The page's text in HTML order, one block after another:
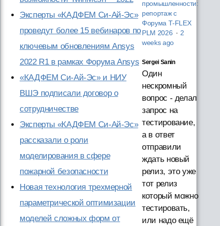
Эксперты «КАДФЕМ Си-Ай-Эс»
проведут более 15 вебинаров по
ключевым обновлениям Ansys
2022 R1 в рамках Форума Ansys
«КАДФЕМ Си-Ай-Эс» и НИУ
ВШЭ подписали договор о
сотрудничестве
Эксперты «КАДФЕМ Си-Ай-Эс»
рассказали о роли
моделирования в сфере
пожарной безопасности
Новая технология трехмерной
параметрической оптимизации
моделей сложных форм от
промышленности:
репортаж с
Форума T‑FLEX
PLM 2026 · 2
weeks ago
Sergei Sanin
Один
нескромный
вопрос - делал
запрос на
тестирование,
а в ответ
отправили
ждать новый
релиз, это уже
тот релиз
который можно
тестировать,
или надо ещё